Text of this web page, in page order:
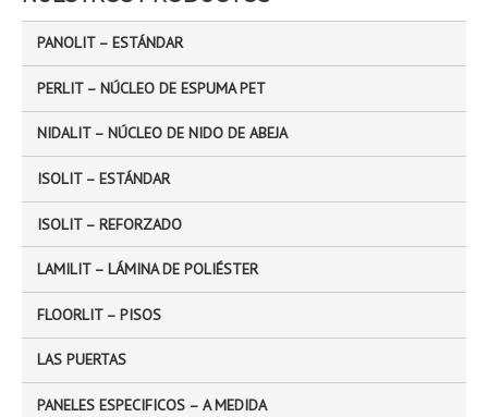
c
e
PANOLIT – ESTÁNDAR
PERLIT – NÚCLEO DE ESPUMA PET
NIDALIT – NÚCLEO DE NIDO DE ABEJA
ISOLIT – ESTÁNDAR
ISOLIT – REFORZADO
LAMILIT – LÁMINA DE POLIÉSTER
FLOORLIT – PISOS
LAS PUERTAS
PANELES ESPECIFICOS – A MEDIDA